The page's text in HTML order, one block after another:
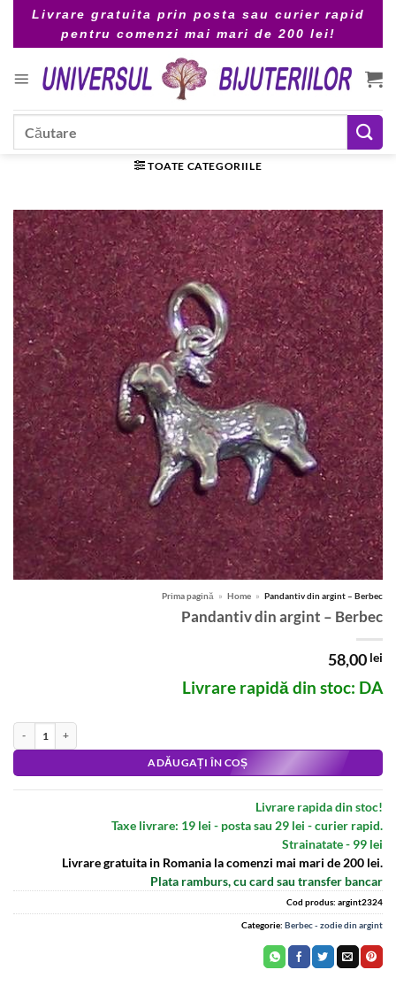
Livrare gratuita prin posta sau curier rapid
pentru comenzi mai mari de 200 lei!
TOATE CATEGORIILE
Prima pagină » Home » Pandantiv din argint – Berbec
Pandantiv din argint – Berbec
58,00 lei
Livrare rapidă din stoc: DA
Cantitate Pandantiv din argint - Berbec
ADĂUGAȚI ÎN COȘ
Livrare rapida din stoc!
Taxe livrare: 19 lei - posta sau 29 lei - curier rapid.
Strainatate - 99 lei
Livrare gratuita in Romania la comenzi mai mari de 200 lei.
Plata ramburs, cu card sau transfer bancar
Cod produs: argint2324
Categorie: Berbec - zodie din argint